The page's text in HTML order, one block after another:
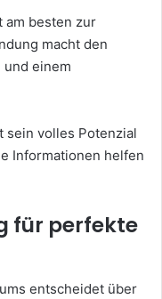
am besten zur
macht den
einem
sein volles Potenzial
Informationen helfen
für perfekte
entscheidet über